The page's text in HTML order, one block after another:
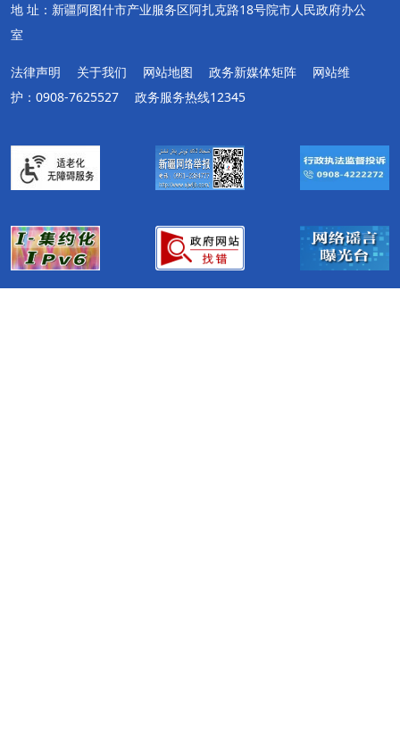
地 址：新疆阿图什市产业服务区阿扎克路18号院市人民政府办公
室
法律声明 关于我们 网站地图 政务新媒体矩阵
网站维
护：0908-7625527
政务服务热线12345